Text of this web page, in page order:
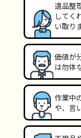
遺品整
してく
い取り
価値が
は勿体
作業中
や、言